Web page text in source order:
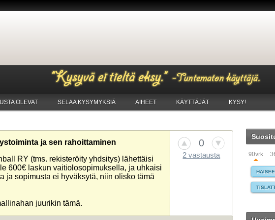
OLEVAT SELAA KYSYMYKSIÄ AIHEET KÄYTTÄJÄT KYSY!
ja sen rahoittaminen
RY (tms. rekisteröity yhdsitys) lähettäisi
600€ laskun vaitiolosopimuksella, ja uhkaisi
ja sopimusta ei hyväksytä, niin olisko tämä
juurikin tämä.
0
2 vastausta 90vrk
HAISEE